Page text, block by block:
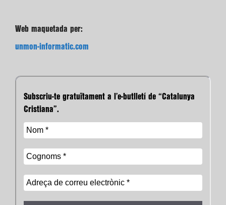
Web maquetada per:
unmon-informatic.com
Subscriu-te gratuïtament a l’e-butlletí de “Catalunya
Cristiana”.